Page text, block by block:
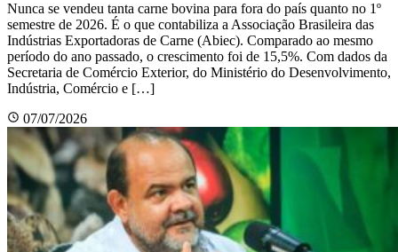
Nunca se vendeu tanta carne bovina para fora do país quanto no 1º
semestre de 2026. É o que contabiliza a Associação Brasileira das
Indústrias Exportadoras de Carne (Abiec). Comparado ao mesmo
período do ano passado, o crescimento foi de 15,5%. Com dados da
Secretaria de Comércio Exterior, do Ministério do Desenvolvimento,
Indústria, Comércio e […]
07/07/2026